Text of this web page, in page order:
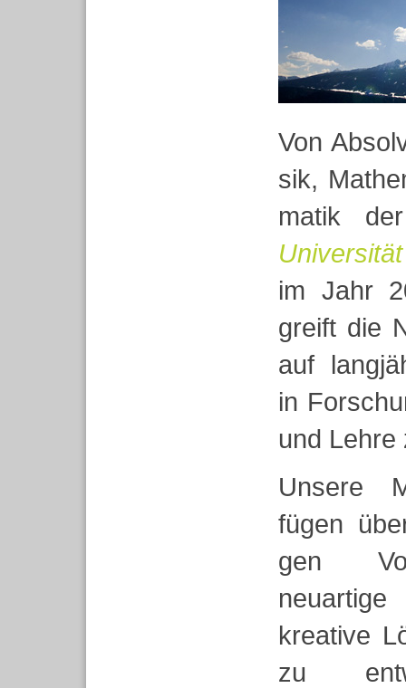
Von
sik,
ma­tik
im Jahr
greift die
auf
in
und Lehre
Unsere
fügen
gen
neu­ar­tige
krea­tive
zu